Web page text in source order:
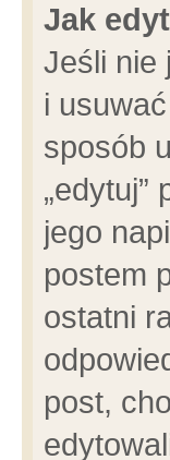
Jak
Jeśli nie
i
sposób
jego
postem
ostatni
post,